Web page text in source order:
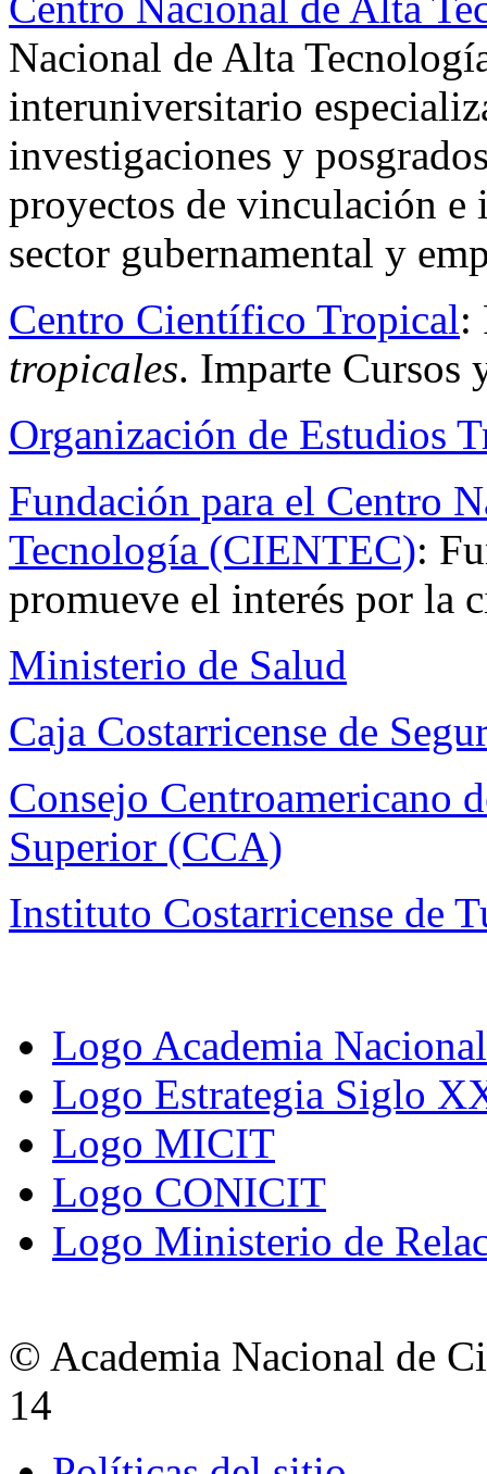
Nacional de Alta
interuniversitario
investigaciones y
proyectos de vinculación
sector gubernamental y
Centro Científico Tropical:
tropicales. Imparte Cursos
Organización de Estudios
Fundación para el Centro
Tecnología (CIENTEC):
promueve el interés por la
Ministerio de Salud
Caja Costarricense de
Consejo Centroamericano
Superior (CCA)
Instituto Costarricense de
Logo Academia
Logo Estrategia Siglo
Logo MICIT
Logo CONICIT
Logo Ministerio de
© Academia Nacional de
14